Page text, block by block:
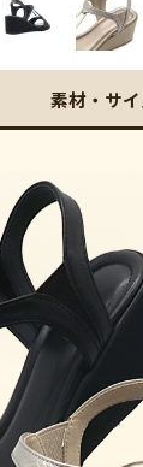
素材・サ